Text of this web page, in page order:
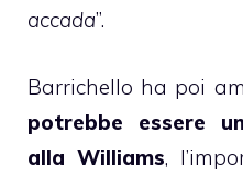
accada”.
Barrichello ha poi
potrebbe essere
alla Williams,